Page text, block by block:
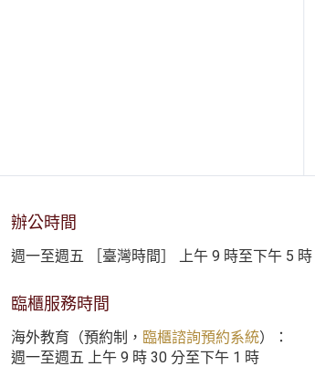
辦公時間
週一至週五 ［臺灣時間］ 上午 9 時至下午 5 時
臨櫃服務時間
海外教育（預約制， 臨櫃諮詢預約系統）：
週一至週五 上午 9 時 30 分至下午 1 時